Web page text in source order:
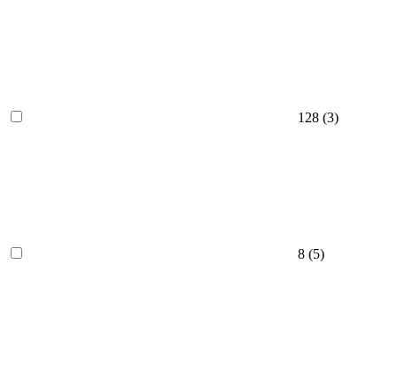
128 (3)
8 (5)